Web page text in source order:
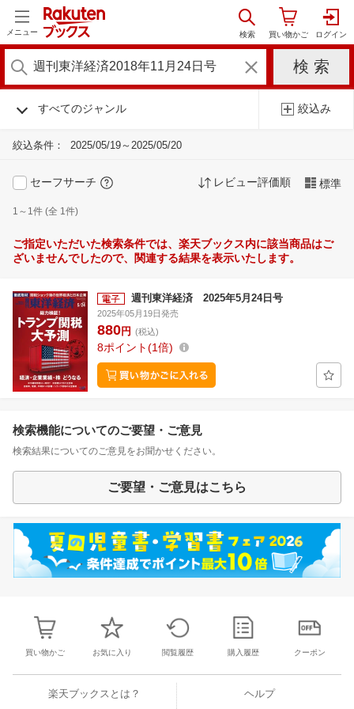
メニュー
すべてのジャンル 絞込み
絞込条件： 2025/05/19～2025/05/20
セーフサーチ レビュー評価順 標準
1～1件 (全 1件)
ご指定いただいた検索条件では、楽天ブックス内に該当商品はご
ざいませんでしたので、関連する結果を表示いたします。
週刊東洋経済 2025年5月24日号
2025年05月19日発売
880円 (税込)
8ポイント 1倍
検索機能についてのご要望・ご意見
検索結果についてのご意見をお聞かせください。
ご要望・ご意見はこちら
買い物かご お気に入り 閲覧履歴 購入履歴 クーポン
楽天ブックスとは？ ヘルプ